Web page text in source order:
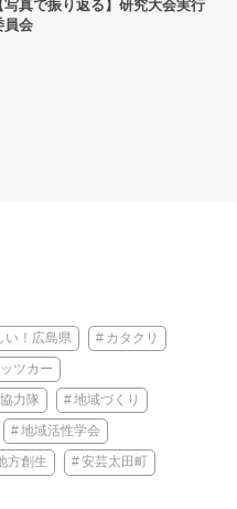
写真で振り返る】研究大会実行
員会
い！広島県 カタクリ
ツカー
力隊 地域づくり
地域活性学会
方創生 安芸太田町